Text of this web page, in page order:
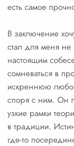
есть самое
В заключение
стал для меня
настоящим
сомневаться в
искреннюю
споря с ним. Он
узкие рамки
в традиции.
где-то